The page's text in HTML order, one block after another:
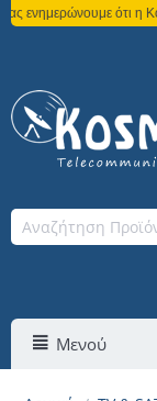
ότι η Kosmosat
Μενού